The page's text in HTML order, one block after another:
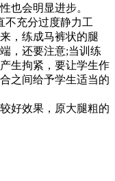
也会明显进步。
充分过度静力工
，练成马裤状的腿
，还要注意;当训练
生拘紧，要让学生作
之间给予学生适当的
好效果，原大腿粗的